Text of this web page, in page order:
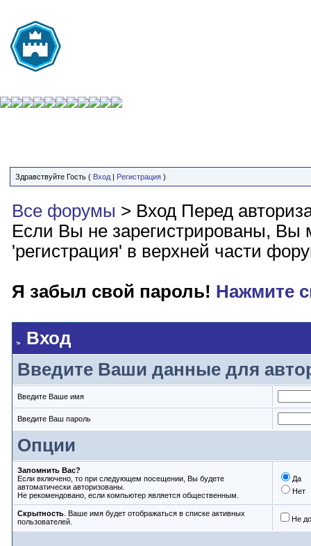
Здравствуйте Гость ( Вход | Регистрация )
Все форумы > Вход Перед
Если Вы не зарегистрированы, Вы
'регистрация' в верхней части
Я забыл свой пароль! Нажмите
Вход
Введите Ваши данные для
Введите Ваше имя
Введите Ваш пароль
Опции
Запомнить Вас?
Если включено, то при следующем посещении, Вы будете
автоматически авторизованы.
Не рекомендовано, если компьютер является общественным.
Да
Нет
Скрытность . Ваше имя будет отображаться в списке активных
пользователей.
Не